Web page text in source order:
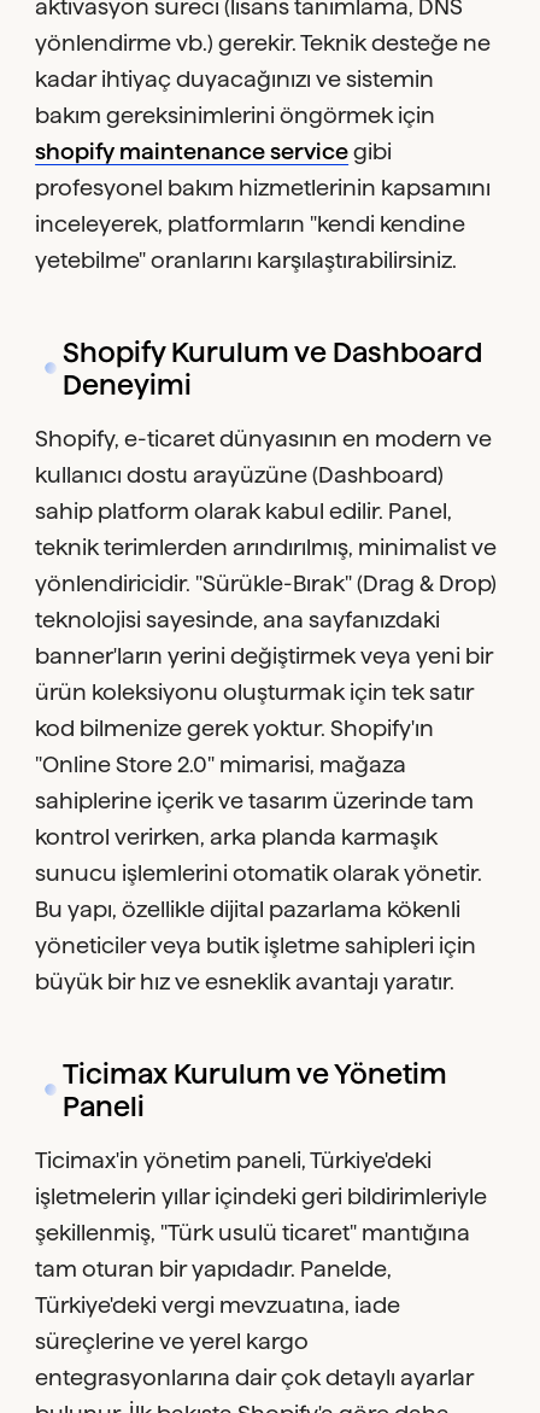
aktivasyon süreci (lisans tanımlama, DNS
yönlendirme vb.) gerekir. Teknik desteğe ne
kadar ihtiyaç duyacağınızı ve sistemin
bakım gereksinimlerini öngörmek için
shopify maintenance service gibi
profesyonel bakım hizmetlerinin kapsamını
inceleyerek, platformların "kendi kendine
yetebilme" oranlarını karşılaştırabilirsiniz.
Shopify Kurulum ve Dashboard
Deneyimi
Shopify, e-ticaret dünyasının en modern ve
kullanıcı dostu arayüzüne (Dashboard)
sahip platform olarak kabul edilir. Panel,
teknik terimlerden arındırılmış, minimalist ve
yönlendiricidir. "Sürükle-Bırak" (Drag & Drop)
teknolojisi sayesinde, ana sayfanızdaki
banner'ların yerini değiştirmek veya yeni bir
ürün koleksiyonu oluşturmak için tek satır
kod bilmenize gerek yoktur. Shopify'ın
"Online Store 2.0" mimarisi, mağaza
sahiplerine içerik ve tasarım üzerinde tam
kontrol verirken, arka planda karmaşık
sunucu işlemlerini otomatik olarak yönetir.
Bu yapı, özellikle dijital pazarlama kökenli
yöneticiler veya butik işletme sahipleri için
büyük bir hız ve esneklik avantajı yaratır.
Ticimax Kurulum ve Yönetim
Paneli
Ticimax'in yönetim paneli, Türkiye'deki
işletmelerin yıllar içindeki geri bildirimleriyle
şekillenmiş, "Türk usulü ticaret" mantığına
tam oturan bir yapıdadır. Panelde,
Türkiye'deki vergi mevzuatına, iade
süreçlerine ve yerel kargo
entegrasyonlarına dair çok detaylı ayarlar